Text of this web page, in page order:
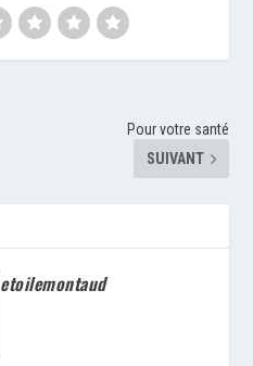
Pour votre santé
SUIVANT
etoilemontaud